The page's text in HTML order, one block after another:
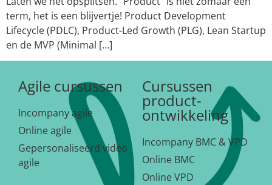
term, het is een blijvertje! Product Development
Lifecycle (PDLC), Product-Led Growth (PLG), Lean Startup
en de MVP (Minimal […]
Agile cursussen
Incompany agile
Online agile
Gepersonaliseerd video
agile
Cursussen
product-
ontwikkeling
Incompany BMC & VPD
Online BMC
Online VPD